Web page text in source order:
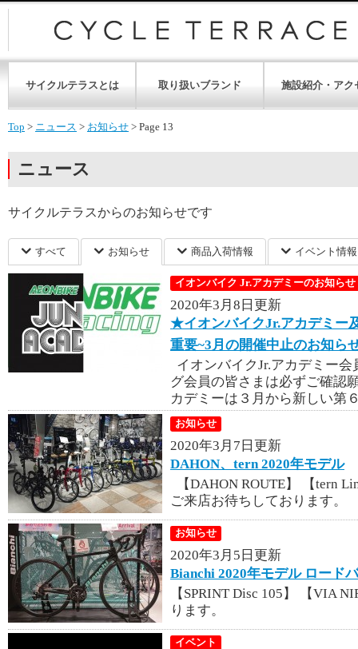
サイクルテラスとは 取り扱いブランド 施設紹介・アク
Top > ニュース > お知らせ > Page 13
ニュース
サイクルテラスからのお知らせです
すべて お知らせ 商品入荷情報 イベント情報
イオンバイク Jr.アカデミーのお知らせ
2020年3月8日更新
★イオンバイクJr.アカデミー
重要~3月の開催中止のお知ら
イオンバイクJr.アカデミー
グ会員の皆さまは必ずご確
カデミーは３月から新しい第
お知らせ
2020年3月7日更新
DAHON、tern 2020年モデル
【DAHON ROUTE】 【tern
ご来店お待ちしております。
お知らせ
2020年3月5日更新
Bianchi 2020年モデル ロード
【SPRINT Disc 105】 【VIA
ります。
イベント